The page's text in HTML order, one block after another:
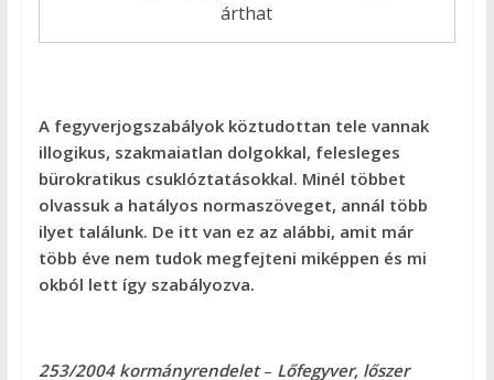
árthat
A fegyverjogszabályok köztudottan tele vannak
illogikus, szakmaiatlan dolgokkal, felesleges
bürokratikus csuklóztatásokkal. Minél többet
olvassuk a hatályos normaszöveget, annál több
ilyet találunk. De itt van ez az alábbi, amit már
több éve nem tudok megfejteni miképpen és mi
okból lett így szabályozva.
253/2004 kormányrendelet– Lőfegyver, lőszer